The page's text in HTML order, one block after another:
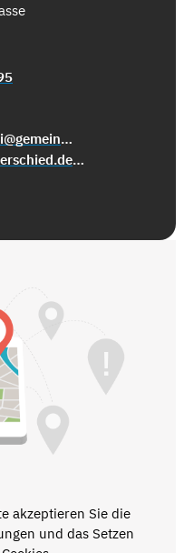
leiterin.buecherei@gemeinde-quierschied.de
http://www.quierschied.de/rathaus-verwaltung/heimatmuseum/allgemein/
akzeptieren Sie die
und das Setzen